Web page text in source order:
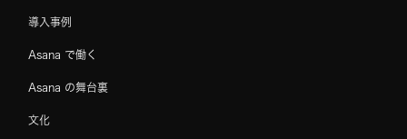
導入事例
Asana で働く
Asana の舞台裏
文化